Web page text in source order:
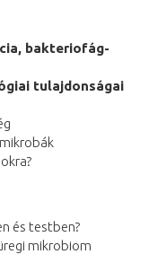
bakteriofág-
tulajdonságai
és testben?
mikrobiom